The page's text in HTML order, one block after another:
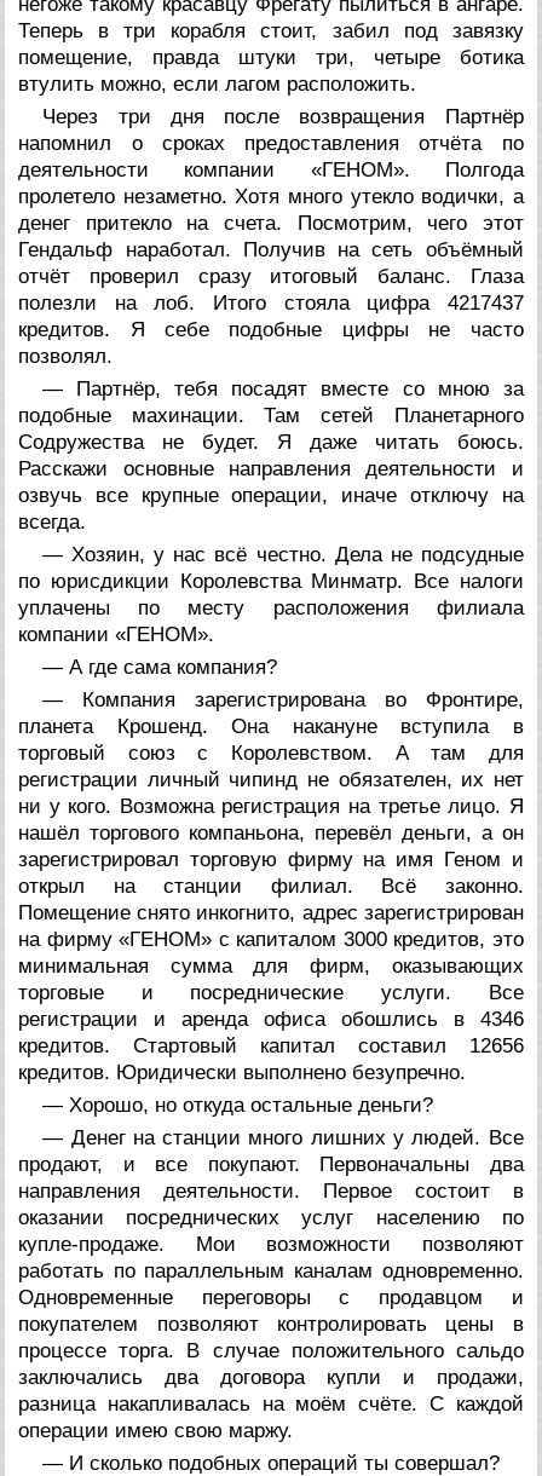
Теперь в три корабля стоит, забил под завязку
помещение, правда штуки три, четыре ботика
втулить можно, если лагом расположить.
Через три дня после возвращения Партнёр
напомнил о сроках предоставления отчёта по
деятельности компании «ГЕНОМ». Полгода
пролетело незаметно. Хотя много утекло водички, а
денег притекло на счета. Посмотрим, чего этот
Гендальф наработал. Получив на сеть объёмный
отчёт проверил сразу итоговый баланс. Глаза
полезли на лоб. Итого стояла цифра 4217437
кредитов. Я себе подобные цифры не часто
позволял.
— Партнёр, тебя посадят вместе со мною за
подобные махинации. Там сетей Планетарного
Содружества не будет. Я даже читать боюсь.
Расскажи основные направления деятельности и
озвучь все крупные операции, иначе отключу на
всегда.
— Хозяин, у нас всё честно. Дела не подсудные
по юрисдикции Королевства Минматр. Все налоги
уплачены по месту расположения филиала
компании «ГЕНОМ».
— А где сама компания?
— Компания зарегистрирована во Фронтире,
планета Крошенд. Она накануне вступила в
торговый союз с Королевством. А там для
регистрации личный чипинд не обязателен, их нет
ни у кого. Возможна регистрация на третье лицо. Я
нашёл торгового компаньона, перевёл деньги, а он
зарегистрировал торговую фирму на имя Геном и
открыл на станции филиал. Всё законно.
Помещение снято инкогнито, адрес зарегистрирован
на фирму «ГЕНОМ» с капиталом 3000 кредитов, это
минимальная сумма для фирм, оказывающих
торговые и посреднические услуги. Все
регистрации и аренда офиса обошлись в 4346
кредитов. Стартовый капитал составил 12656
кредитов. Юридически выполнено безупречно.
— Хорошо, но откуда остальные деньги?
— Денег на станции много лишних у людей. Все
продают, и все покупают. Первоначальны два
направления деятельности. Первое состоит в
оказании посреднических услуг населению по
купле-продаже. Мои возможности позволяют
работать по параллельным каналам одновременно.
Одновременные переговоры с продавцом и
покупателем позволяют контролировать цены в
процессе торга. В случае положительного сальдо
заключались два договора купли и продажи,
разница накапливалась на моём счёте. С каждой
операции имею свою маржу.
— И сколько подобных операций ты совершал?